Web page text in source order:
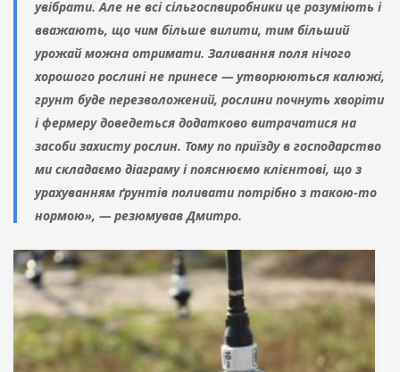
увібрати. Але не всі сільгоспвиробники це розуміють і
вважають, що чим більше вилити, тим більший
урожай можна отримати. Заливання поля нічого
хорошого рослині не принесе — утворюються калюжі,
грунт буде перезволожений, рослини почнуть хворіти
і фермеру доведеться додатково витрачатися на
засоби захисту рослин. Тому по приїзду в господарство
ми складаємо діаграму і пояснюємо клієнтові, що з
урахуванням ґрунтів поливати потрібно з такою-то
нормою», — резюмував Дмитро.